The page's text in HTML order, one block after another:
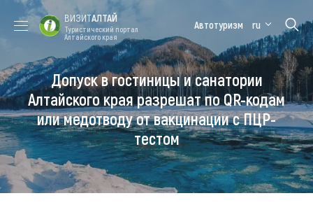
Форум VISIT
ALTAI
Цветение
маральника
Медицинский
форум
Алтайская
зимовка
Туры
Где побывать
Чем заняться
ВИЗИТАЛТАЙ
Туристический портал
Алтайского края
Автотуризм ru
Допуск в гостиницы и санатории
Алтайского края разрешат по QR-кодам
или медотводу от вакцинации с ПЦР-
тестом